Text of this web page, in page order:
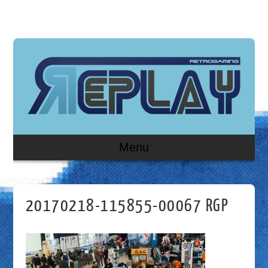
Menu
20170218-115855-00067 RGP